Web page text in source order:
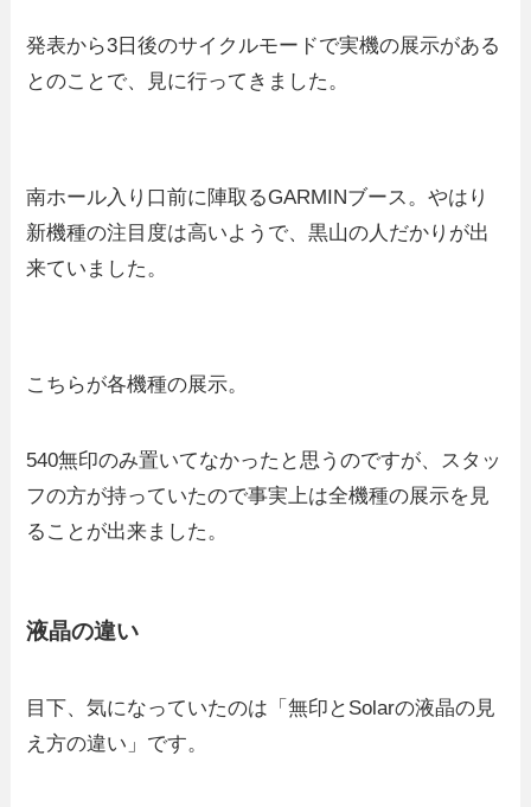
発表から3日後のサイクルモードで実機の展示がある
とのことで、見に行ってきました。
南ホール入り口前に陣取るGARMINブース。やはり
新機種の注目度は高いようで、黒山の人だかりが出
来ていました。
こちらが各機種の展示。
540無印のみ置いてなかったと思うのですが、スタッ
フの方が持っていたので事実上は全機種の展示を見
ることが出来ました。
液晶の違い
目下、気になっていたのは「無印とSolarの液晶の見
え方の違い」です。